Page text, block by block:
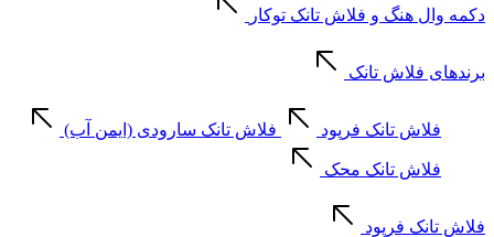
دکمه وال هنگ و فلاش تانک توکار
برندهای فلاش تانک
فلاش تانک فرپود فلاش تانک سارودی (ایمن آب)
فلاش تانک محک
فلاش تانک فرپود